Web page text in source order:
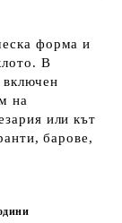
форма и
В
на
или кът
барове,